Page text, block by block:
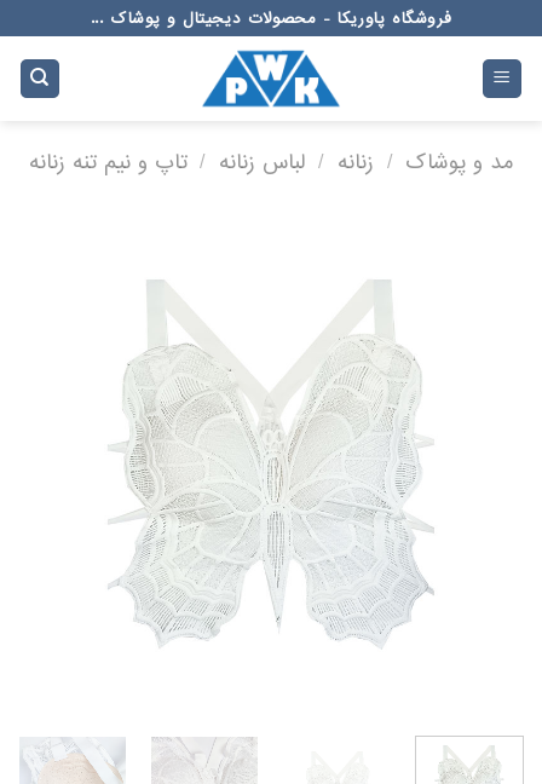
to
content
فروشگاه پاوریکا - محصولات دیجیتال و پوشاک ...
مد و پوشاک / زنانه / لباس زنانه / تاپ و نیم تنه زنانه